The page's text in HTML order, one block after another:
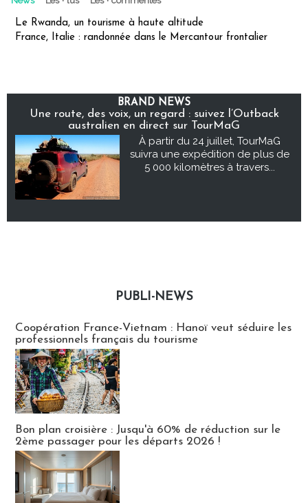
Le Rwanda, un tourisme à haute altitude
France, Italie : randonnée dans le Mercantour frontalier
BRAND NEWS
Une route, des voix, un regard : suivez l’Outback
australien en direct sur TourMaG
À partir du 24 juillet, TourMaG
suivra une expédition de plus de
5 000 kilomètres à travers...
PUBLI-NEWS
Coopération France-Vietnam : Hanoï veut séduire les
professionnels français du tourisme
Bon plan croisière : Jusqu'à 60% de réduction sur le
2ème passager pour les départs 2026 !